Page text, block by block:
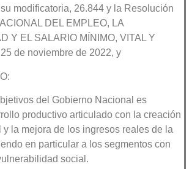
modificatoria, 26.844 y la Resolución
DEL EMPLEO, LA
Y EL SALARIO MÍNIMO, VITAL Y
de noviembre de 2022, y
del Gobierno Nacional es
productivo articulado con la creación
y la mejora de los ingresos reales de la
en particular a los segmentos con
social.